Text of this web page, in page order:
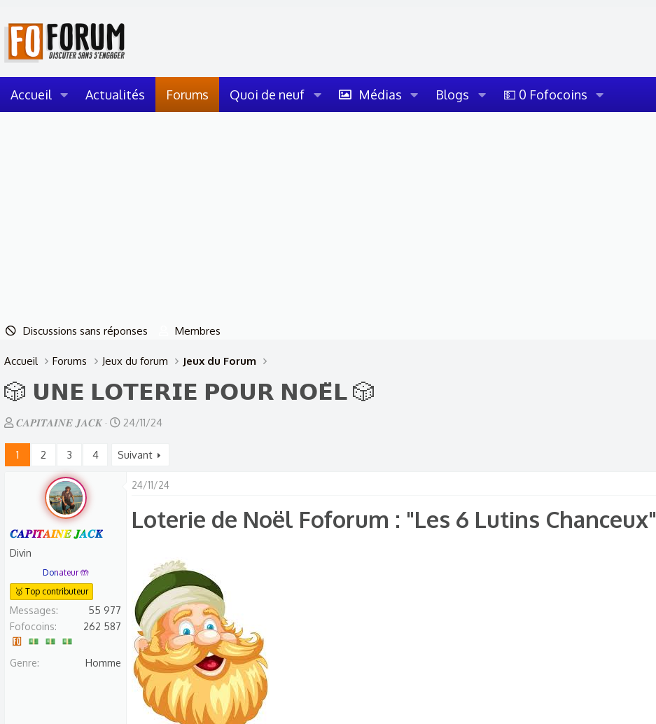
Accueil Actualités Forums Quoi de neuf Médias Blogs 💵 0 Fofocoins
Discussions sans réponses Membres
Accueil Forums Jeux du forum Jeux du Forum
🎲 𝗨𝗡𝗘 𝗟𝗢𝗧𝗘𝗥𝗜𝗘 𝗣𝗢𝗨𝗥 𝗡𝗢𝗘̈𝗟 🎲
A
t
d
d
i
s
c
u
𝑪𝑨𝑷𝑰𝑻𝑨𝑰𝑵𝑬 𝑱𝑨𝑪𝑲
D
t
24/11/24
1 2 3 4 Suivant
𝑪𝑨𝑷𝑰𝑻𝑨𝑰𝑵𝑬 𝑱𝑨𝑪𝑲
Divin
Donateur 🤲
🥇 Top contributeur
Messages
55 977
Fofocoins
262 587
Genre Homme
24/11/24
Loterie de Noël Foforum : "Les 6 Lutins Chanceux"